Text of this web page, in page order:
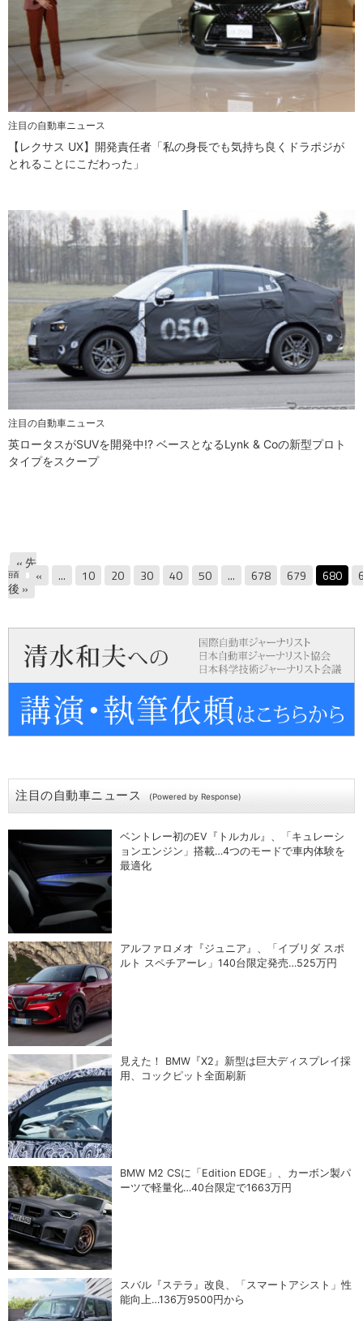
注目の自動車ニュース
【レクサス UX】開発責任者「私の身長でも気持ち良くドラポジが
とれることにこだわった」
注目の自動車ニュース
英ロータスがSUVを開発中!? ベースとなるLynk & Coの新型プロト
タイプをスクープ
« 先
頭 « ... 10 20 30 40 50 ... 678 679 680
後 »
注目の自動車ニュース (Powered by Response)
ベントレー初のEV『トルカル』、「キュレーシ
ョンエンジン」搭載…4つのモードで車内体験を
最適化
アルファロメオ『ジュニア』、「イブリダ スポ
ルト スペチアーレ」140台限定発売…525万円
見えた！ BMW『X2』新型は巨大ディスプレイ採
用、コックピット全面刷新
BMW M2 CSに「Edition EDGE」、カーボン製パ
ーツで軽量化…40台限定で1663万円
スバル『ステラ』改良、「スマートアシスト」性
能向上…136万9500円から